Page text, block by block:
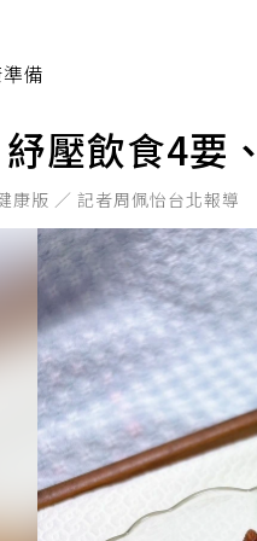
備
壓飲食4要
康版 ／ 記者周佩怡台北報導